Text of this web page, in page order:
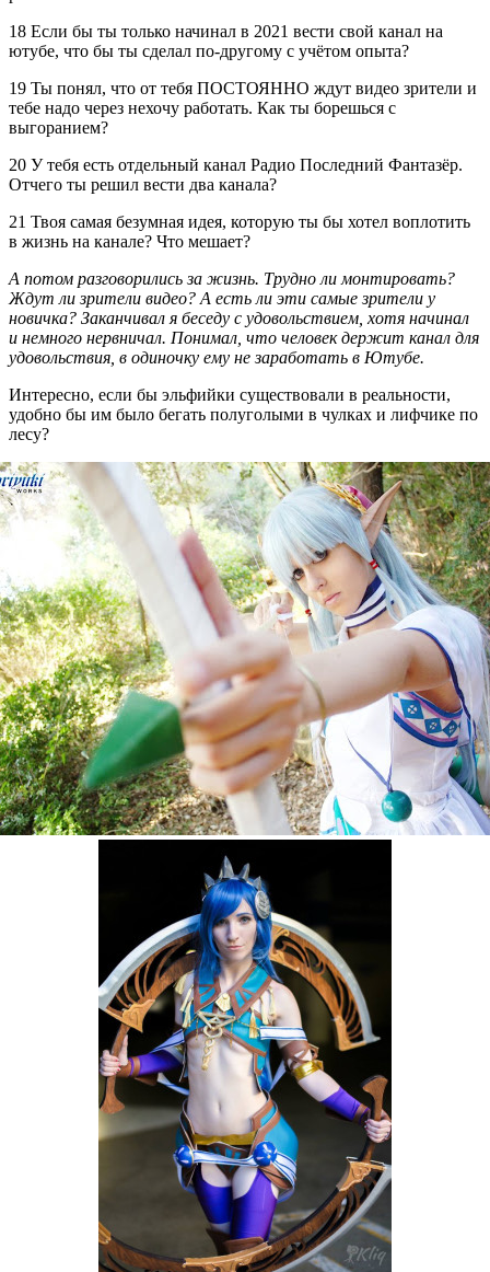
18 Если бы ты только начинал в 2021 вести свой канал на
ютубе, что бы ты сделал по-другому с учётом опыта?
19 Ты понял, что от тебя ПОСТОЯННО ждут видео зрители и
тебе надо через нехочу работать. Как ты борешься с
выгоранием?
20 У тебя есть отдельный канал Радио Последний Фантазёр.
Отчего ты решил вести два канала?
21 Твоя самая безумная идея, которую ты бы хотел воплотить
в жизнь на канале? Что мешает?
А потом разговорились за жизнь. Трудно ли монтировать?
Ждут ли зрители видео? А есть ли эти самые зрители у
новичка? Заканчивал я беседу с удовольствием, хотя начинал
и немного нервничал. Понимал, что человек держит канал для
удовольствия, в одиночку ему не заработать в Ютубе.
Интересно, если бы эльфийки существовали в реальности,
удобно бы им было бегать полуголыми в чулках и лифчике по
лесу?